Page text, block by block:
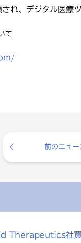
れ、デジタル医療
て
前のニュー
Therapeutics社買